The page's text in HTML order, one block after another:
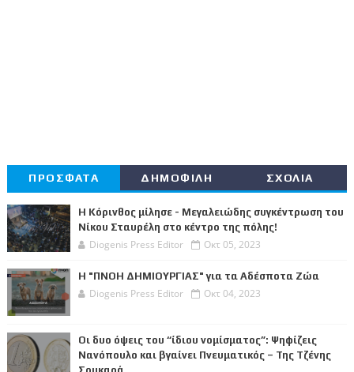
ΠΡΟΣΦΑΤΑ ΔΗΜΟΦΙΛΗ ΣΧΟΛΙΑ
Η Κόρινθος μίλησε - Μεγαλειώδης συγκέντρωση του
Νίκου Σταυρέλη στο κέντρο της πόλης!
Diogenis Press Editor Οκτ 05, 2023
Η "ΠΝΟΗ ΔΗΜΙΟΥΡΓΙΑΣ" για τα Αδέσποτα Ζώα
Diogenis Press Editor Οκτ 04, 2023
Οι δυο όψεις του “ίδιου νομίσματος”: Ψηφίζεις
Νανόπουλο και βγαίνει Πνευματικός – Της Τζένης